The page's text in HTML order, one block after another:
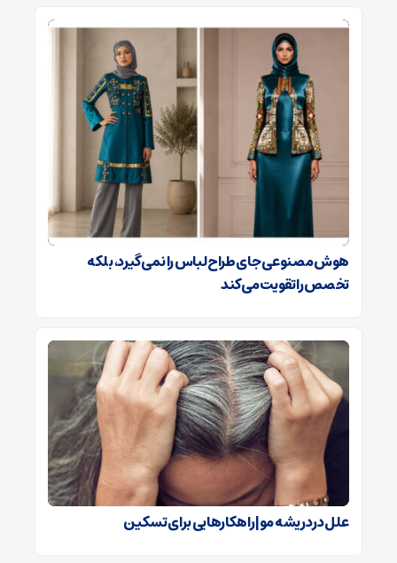
هوش مصنوعی جای طراح لباس را نمی‌گیرد، بلکه
تخصص را تقویت می‌کند
علل درد ریشه مو| راهکارهایی برای تسکین